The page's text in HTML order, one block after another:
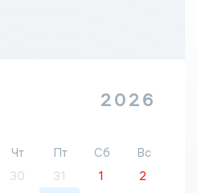
2026
Чт Пт Сб
Вс
30 31 1
2